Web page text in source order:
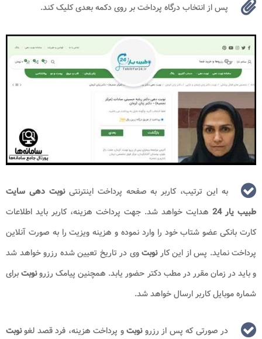
پس از انتخاب درگاه پرداخت بر روی دکمه بعدی کلیک کند.
به این ترتیب، کاربر به صفحه پرداخت اینترنتینوبت دهی سایت
طبیب یار 24
هدایت خواهد شد. جهت پرداخت هزینه، کاربر باید اطلاعات
کارت بانکی عضو شتاب خود را وارد نموده و هزینه ویزیت را به صورت آنلاین
پرداخت نماید. پس از این کارنوبتوی در تاریخ تعیین شده رزرو خواهد شد
و باید در زمان مقرر در مطب دکتر حضور یابد. همچنین پیامک رزرونوبتبرای
شماره موبایل کاربر ارسال خواهد شد.
در صورتی که پس از رزرونوبتو پرداخت هزینه، فرد قصد لغونوبت